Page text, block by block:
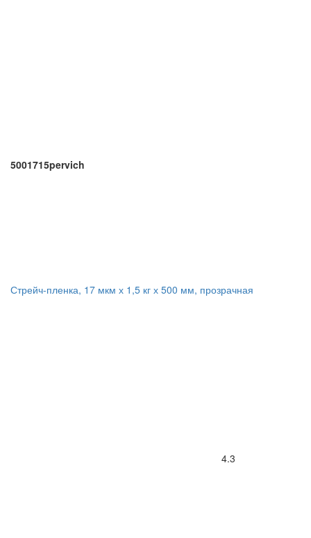
5001715pervich
Стрейч-пленка, 17 мкм х 1,5 кг х 500 мм, прозрачная
4.3